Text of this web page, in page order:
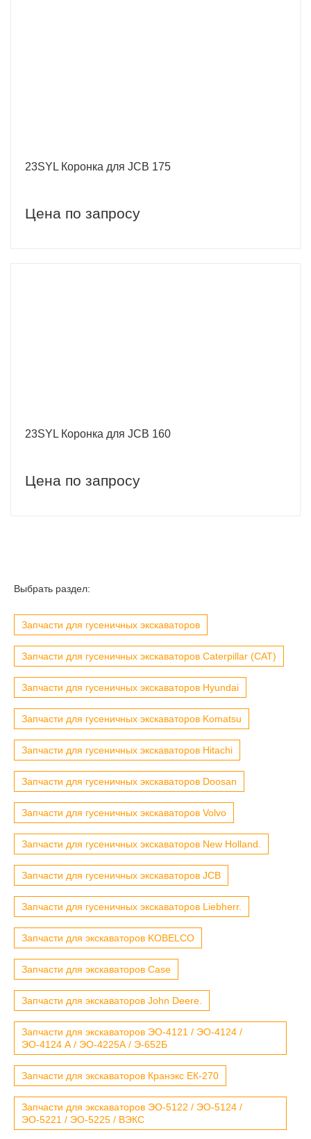
23SYL Коронка для JCB 175
Цена по запросу
23SYL Коронка для JCB 160
Цена по запросу
Выбрать раздел:
Запчасти для гусеничных экскаваторов
Запчасти для гусеничных экскаваторов Caterpillar (CAT)
Запчасти для гусеничных экскаваторов Hyundai
Запчасти для гусеничных экскаваторов Komatsu
Запчасти для гусеничных экскаваторов Hitachi
Запчасти для гусеничных экскаваторов Doosan
Запчасти для гусеничных экскаваторов Volvo
Запчасти для гусеничных экскаваторов New Holland.
Запчасти для гусеничных экскаваторов JCB
Запчасти для гусеничных экскаваторов Liebherr.
Запчасти для экскаваторов KOBELCO
Запчасти для экскаваторов Case
Запчасти для экскаваторов John Deere.
Запчасти для экскаваторов ЭО-4121 / ЭО-4124 /
ЭО-4124 А / ЭО-4225А / Э-652Б
Запчасти для экскаваторов Кранэкс ЕК-270
Запчасти для экскаваторов ЭО-5122 / ЭО-5124 /
ЭО-5221 / ЭО-5225 / ВЭКС